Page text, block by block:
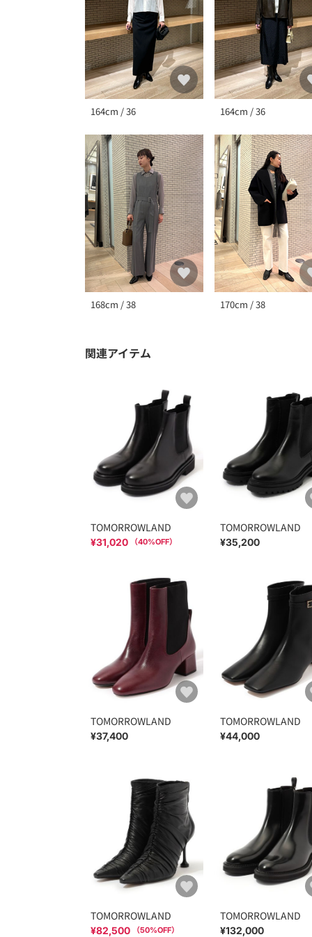
164cm / 36 164cm / 36
168cm / 38 170cm / 38
関連アイテム
TOMORROWLAND
¥31,020 （40%OFF）
TOMORROWLAND
¥35,200
TOMORROWLAND
¥37,400
TOMORROWLAND
¥44,000
TOMORROWLAND
¥82,500 （50%OFF）
TOMORROWLAND
¥132,000